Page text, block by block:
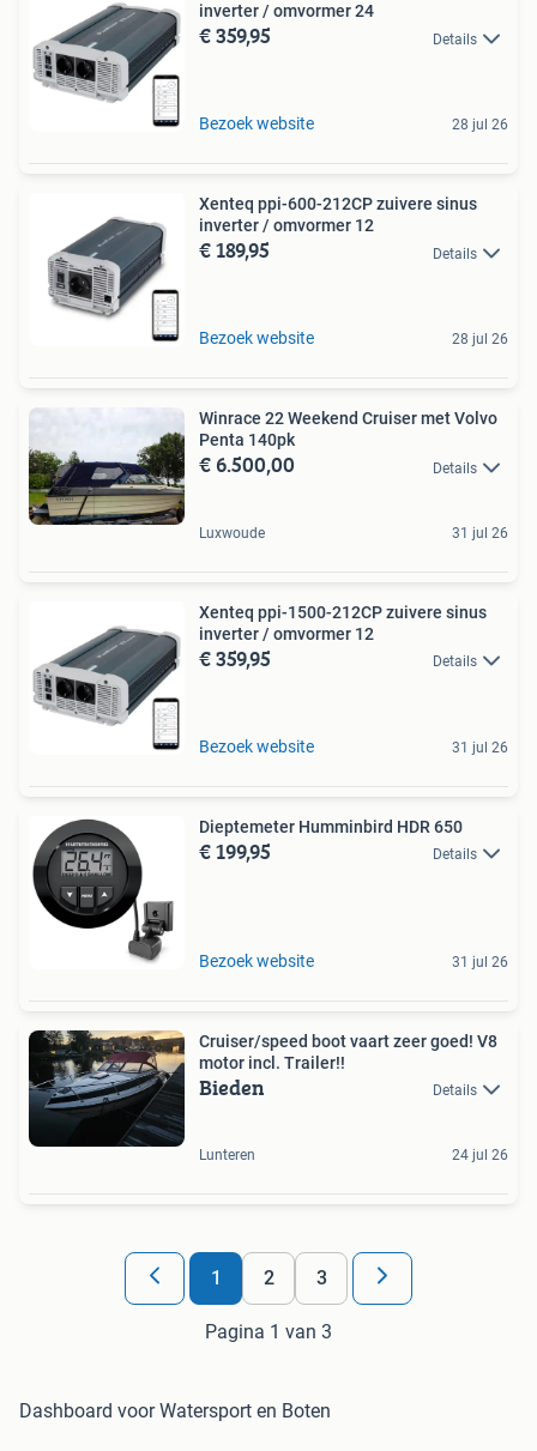
inverter / omvormer 24
€ 359,95 Details
Bezoek website 28 jul 26
Xenteq ppi-600-212CP zuivere sinus
inverter / omvormer 12
€ 189,95 Details
Bezoek website 28 jul 26
Winrace 22 Weekend Cruiser met Volvo
Penta 140pk
€ 6.500,00 Details
Luxwoude 31 jul 26
Xenteq ppi-1500-212CP zuivere sinus
inverter / omvormer 12
€ 359,95 Details
Bezoek website 31 jul 26
Dieptemeter Humminbird HDR 650
€ 199,95 Details
Bezoek website 31 jul 26
Cruiser/speed boot vaart zeer goed! V8
motor incl. Trailer!!
Bieden Details
Lunteren 24 jul 26
1 2 3
Pagina 1 van 3
Dashboard voor Watersport en Boten